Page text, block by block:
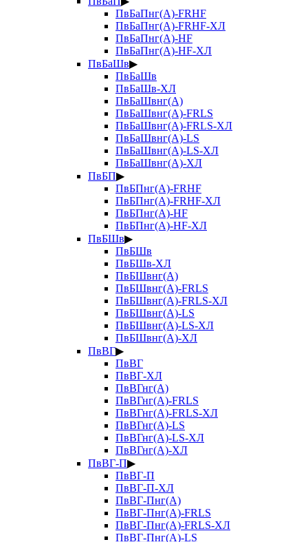
ПвБаПнг(А)-FRHF
ПвБаПнг(А)-FRHF-ХЛ
ПвБаПнг(А)-HF
ПвБаПнг(А)-HF-ХЛ
ПвБаШв▶
ПвБаШв
ПвБаШв-ХЛ
ПвБаШвнг(А)
ПвБаШвнг(А)-FRLS
ПвБаШвнг(А)-FRLS-ХЛ
ПвБаШвнг(А)-LS
ПвБаШвнг(А)-LS-ХЛ
ПвБаШвнг(А)-ХЛ
ПвБП▶
ПвБПнг(А)-FRHF
ПвБПнг(А)-FRHF-ХЛ
ПвБПнг(А)-HF
ПвБПнг(А)-HF-ХЛ
ПвБШв▶
ПвБШв
ПвБШв-ХЛ
ПвБШвнг(А)
ПвБШвнг(А)-FRLS
ПвБШвнг(А)-FRLS-ХЛ
ПвБШвнг(А)-LS
ПвБШвнг(А)-LS-ХЛ
ПвБШвнг(А)-ХЛ
ПвВГ▶
ПвВГ
ПвВГ-ХЛ
ПвВГнг(А)
ПвВГнг(А)-FRLS
ПвВГнг(А)-FRLS-ХЛ
ПвВГнг(А)-LS
ПвВГнг(А)-LS-ХЛ
ПвВГнг(А)-ХЛ
ПвВГ-П▶
ПвВГ-П
ПвВГ-П-ХЛ
ПвВГ-Пнг(А)
ПвВГ-Пнг(А)-FRLS
ПвВГ-Пнг(А)-FRLS-ХЛ
ПвВГ-Пнг(А)-LS